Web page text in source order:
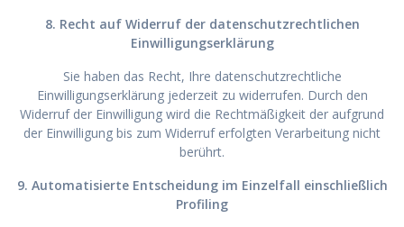
8. Recht auf Widerruf der datenschutzrechtlichen
Einwilligungserklärung
Sie haben das Recht, Ihre datenschutzrechtliche
Einwilligungserklärung jederzeit zu widerrufen. Durch den
Widerruf der Einwilligung wird die Rechtmäßigkeit der aufgrund
der Einwilligung bis zum Widerruf erfolgten Verarbeitung nicht
berührt.
9. Automatisierte Entscheidung im Einzelfall einschließlich
Profiling